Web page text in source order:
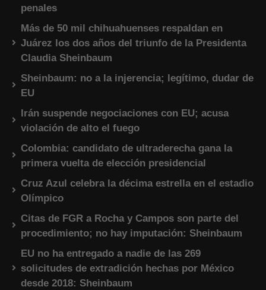
penales
Más de 50 mil chihuahuenses respaldan en
Juárez los dos años del triunfo de la Presidenta
Claudia Sheinbaum
Sheinbaum: no a la injerencia; legítimo, dudar de
EU
Irán suspende negociaciones con EU; acusa
violación de alto el fuego
Colombia: candidato de ultraderecha gana la
primera vuelta de elección presidencial
Cruz Azul celebra la décima estrella en el estadio
Olímpico
Citas de FGR a Rocha y Campos son parte del
procedimiento; no hay imputación: Sheinbaum
EU no ha entregado a nadie de las 269
solicitudes de extradición hechas por México
desde 2018: Sheinbaum